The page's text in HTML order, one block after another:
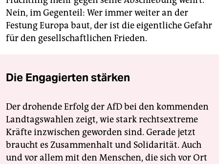
Nein, im Gegenteil: Wer immer weiter an der
Festung Europa baut, der ist die eigentliche Gefahr
für den gesellschaftlichen Frieden.
Die Engagierten stärken
Der drohende Erfolg der AfD bei den kommenden
Landtagswahlen zeigt, wie stark rechtsextreme
Kräfte inzwischen geworden sind. Gerade jetzt
braucht es Zusammenhalt und Solidarität. Auch
und vor allem mit den Menschen, die sich vor Ort